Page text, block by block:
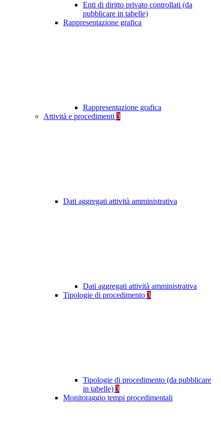
Enti di diritto privato controllati (da
pubblicare in tabelle)
Rappresentazione grafica
Rappresentazione grafica
Attività e procedimenti 3
Dati aggregati attività amministrativa
Dati aggregati attività amministrativa
Tipologie di procedimento 3
Tipologie di procedimento (da pubblicare
in tabelle) 3
Monitoraggio tempi procedimentali